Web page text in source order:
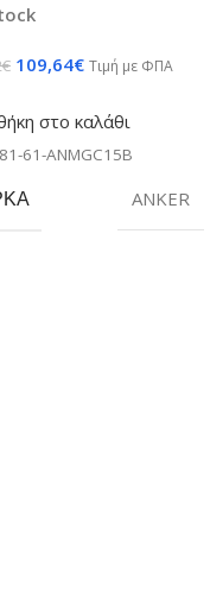
€ 109,64€ Τιμή με ΦΠΑ
στο καλάθι
61-ANMGC15B
ANKER